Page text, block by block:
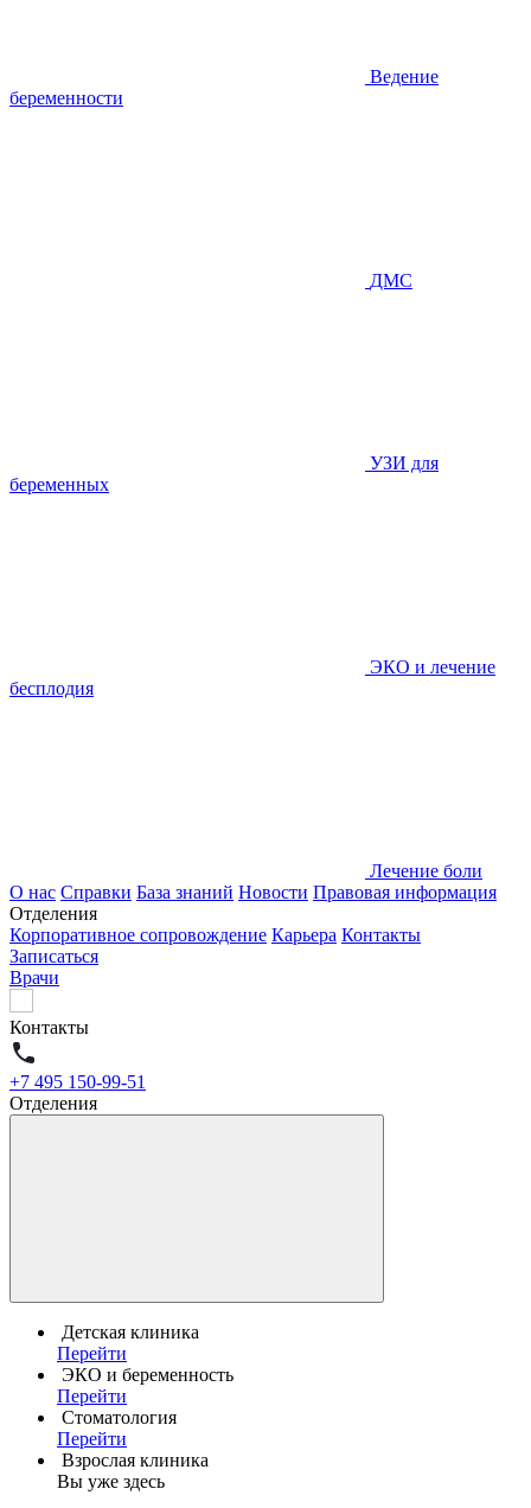
Ведение
беременности
ДМС
УЗИ для
беременных
ЭКО и лечение
бесплодия
Лечение боли
О нас Справки База знаний Новости Правовая информация
Отделения
Корпоративное сопровождение Карьера Контакты
Записаться
Врачи
Контакты
+7 495 150-99-51
Отделения
Детская клиника
Перейти
ЭКО и беременность
Перейти
Стоматология
Перейти
Взрослая клиника
Вы уже здесь